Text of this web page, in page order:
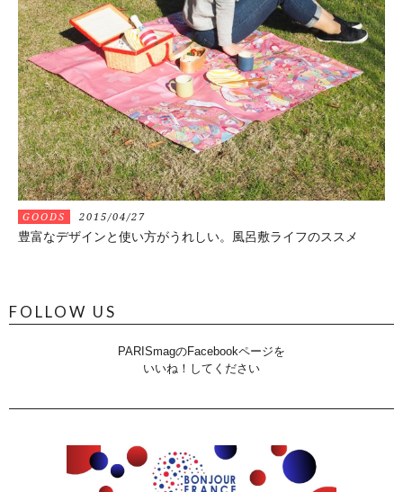
GOODS 2015/04/27
豊富なデザインと使い方がうれしい。風呂敷ライフのススメ
FOLLOW US
PARISmagのFacebookページを
いいね！してください